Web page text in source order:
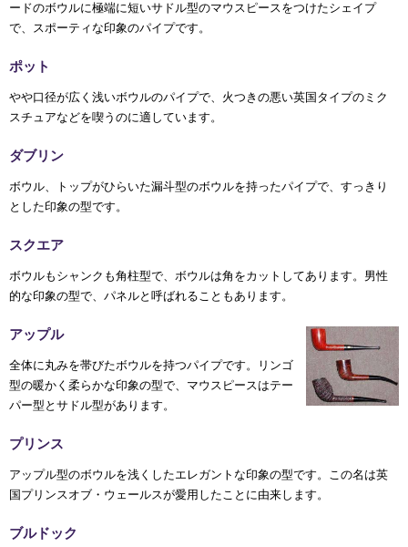
ードのボウルに極端に短いサドル型のマウスピースをつけたシェイプ
で、スポーティな印象のパイプです。
ポット
やや口径が広く浅いボウルのパイプで、火つきの悪い英国タイプのミク
スチュアなどを喫うのに適しています。
ダブリン
ボウル、トップがひらいた漏斗型のボウルを持ったパイプで、すっきり
とした印象の型です。
スクエア
ボウルもシャンクも角柱型で、ボウルは角をカットしてあります。男性
的な印象の型で、パネルと呼ばれることもあります。
アップル
全体に丸みを帯びたボウルを持つパイプです。リンゴ
型の暖かく柔らかな印象の型で、マウスピースはテー
パー型とサドル型があります。
プリンス
アップル型のボウルを浅くしたエレガントな印象の型です。この名は英
国プリンスオブ・ウェールスが愛用したことに由来します。
ブルドック